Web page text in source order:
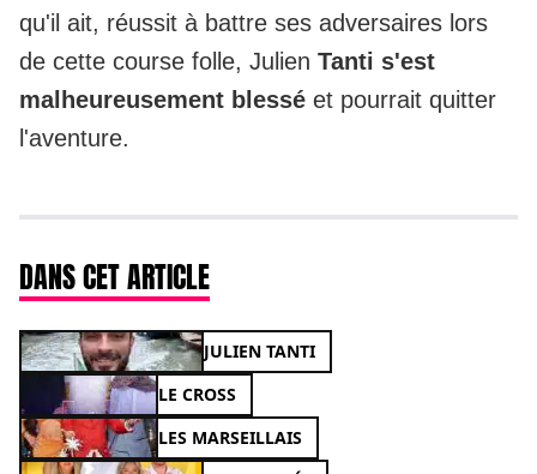
qu'il ait, réussit à battre ses adversaires lors
de cette course folle, Julien Tanti s'est
malheureusement blessé et pourrait quitter
l'aventure.
DANS CET ARTICLE
JULIEN TANTI
LE CROSS
LES MARSEILLAIS